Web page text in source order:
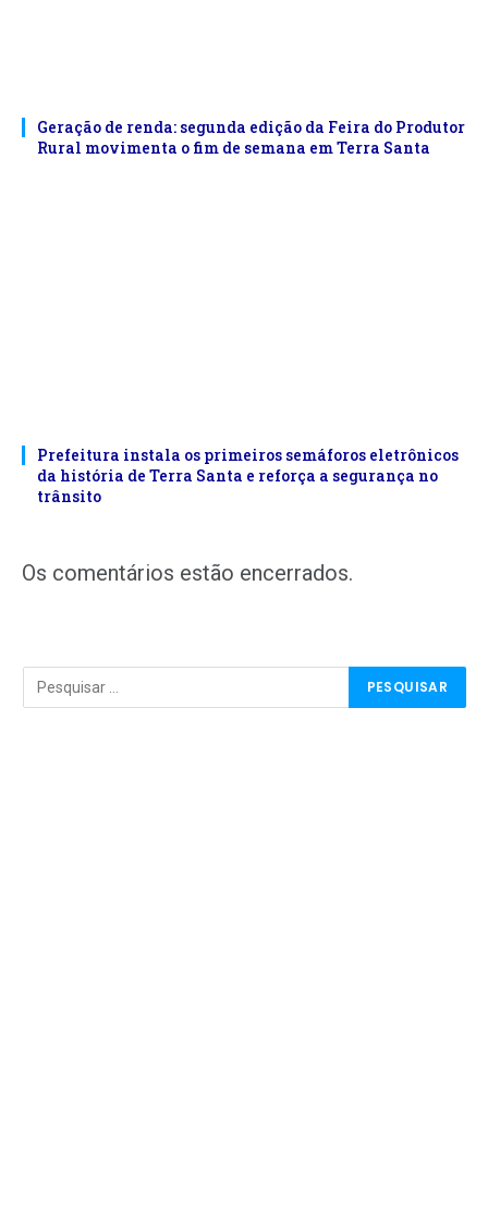
Geração de renda: segunda edição da Feira do Produtor
Rural movimenta o fim de semana em Terra Santa
Prefeitura instala os primeiros semáforos eletrônicos
da história de Terra Santa e reforça a segurança no
trânsito
Os comentários estão encerrados.